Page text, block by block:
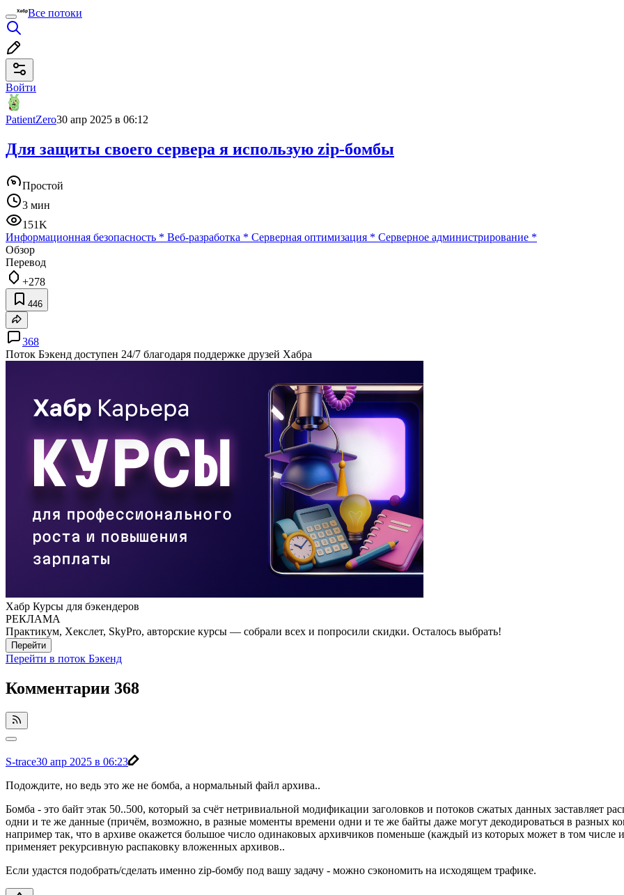
Все потоки
Войти
PatientZero30 апр 2025 в 06:12
Для защиты своего сервера я использую zip-бомбы
Простой
3 мин
151K
Информационная безопасность * Веб-разработка * Серверная оптимизация * Серверное администрирование *
Обзор
Перевод
+278
446
368
Поток Бэкенд доступен 24/7 благодаря поддержке друзей Хабра
Хабр Курсы для бэкендеров
РЕКЛАМА
Практикум, Хекслет, SkyPro, авторские курсы — собрали всех и попросили скидки. Осталось выбрать!
Перейти
Перейти в поток Бэкенд
Комментарии 368
S-trace30 апр 2025 в 06:23
Подождите, но ведь это же не бомба, а нормальный файл архива..
Бомба - это байт этак 50..500, который за счёт нетривиальной модификации заголовков и потоков сжатых данных заставляет
одни и те же данные (причём, возможно, в разные моменты времени одни и те же байты даже могут декодироваться в разных
например так, что в архиве окажется большое число одинаковых архивчиков поменьше (каждый из которых может в том числе
применяет рекурсивную распаковку вложенных архивов..
Если удастся подобрать/сделать именно zip-бомбу под вашу задачу - можно сэкономить на исходящем трафике.